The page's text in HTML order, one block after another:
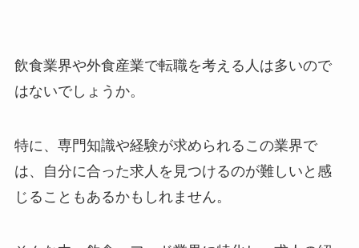
飲食業界や外食産業で転職を考える人は多いので
はないでしょうか。
特に、専門知識や経験が求められるこの業界で
は、自分に合った求人を見つけるのが難しいと感
じることもあるかもしれません。